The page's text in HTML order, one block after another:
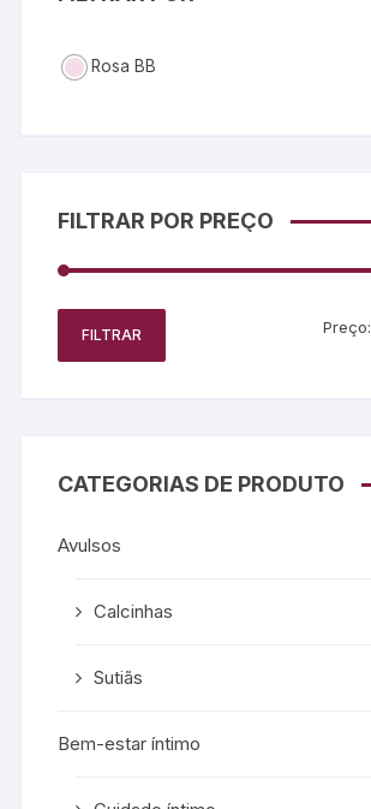
Rosa BB
FILTRAR POR PREÇO
FILTRAR Preço:
CATEGORIAS DE PRODUTO
Avulsos
Calcinhas
Sutiãs
Bem-estar íntimo